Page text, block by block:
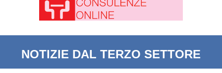
NOTIZIE DAL TERZO SETTORE